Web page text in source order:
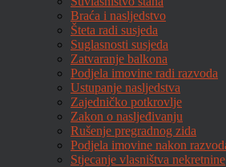
Braća i nasljedstvo
Šteta radi susjeda
Suglasnosti susjeda
Zatvaranje balkona
Podjela imovine radi razvoda
Ustupanje nasljedstva
Zajedničko potkrovlje
Zakon o nasljeđivanju
Rušenje pregradnog zida
Podjela imovine nakon
Stjecanje vlasništva nekretnine